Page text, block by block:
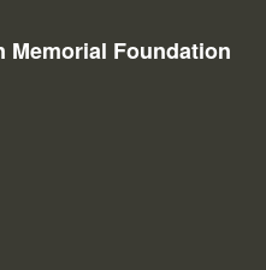
Foundation